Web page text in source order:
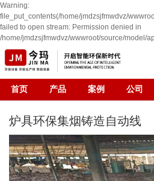
Warning:
file_put_contents(/home/jmdzsjfmwdvz/
failed to open stream: Permission denied in
/home/jmdzsjfmwdvz/wwwroot/source/model/
首页 产品 案例 公司
炉具环保集烟铸造自动线